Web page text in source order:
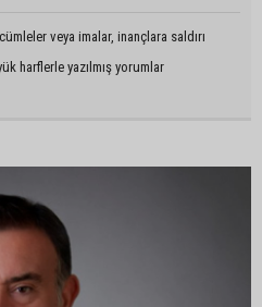
veya imalar, inançlara saldırı
harflerle yazılmış yorumlar